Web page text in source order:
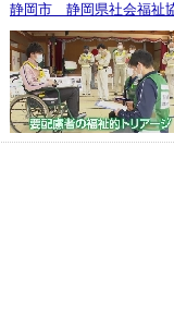
静岡市 静岡県社会福祉